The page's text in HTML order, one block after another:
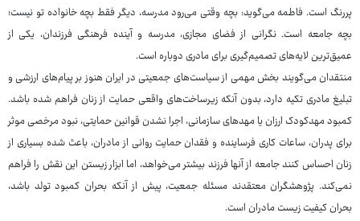
پررنگ است. فاطمه می‌گوید: بچه وقتی می‌رود مدرسه، دیگر فقط بچه خانواده تو نیست؛
بچه جامعه است. نگرانی از فضای مجازی، مدرسه و آینده فرهنگی فرزندان، یکی از
عمیق‌ترین لایه‌های تصمیم‌گیری برای مادری دوباره است.
منتقدان می‌گویند بخش مهمی از سیاست‌های جمعیتی در ایران هنوز بر پیام‌های ارزشی و
تبلیغ مادری تکیه دارد، بدون آنکه زیرساخت‌های واقعی حمایت از زنان فراهم شده باشد.
کمبود مهدکودک ارزان یا مهدهای سازمانی، اجرا نشدن قوانین حمایتی، نبود مرخصی موثر
برای پدران، ساعات کاری فرساینده و فقدان حمایت روانی از مادران، باعث شده بسیاری از
زنان احساس کنند جامعه از آنها فرزند بیشتر می‌خواهد، اما ابزار زیستن این نقش را فراهم
نمی‌کند. پژوهشگران معتقدند مسئله جمعیت، پیش از آنکه بحران کمبود تولد باشد،
بحران کیفیت زیست مادران است.